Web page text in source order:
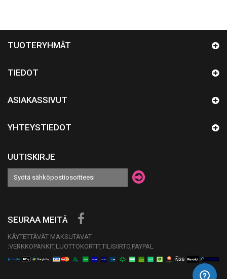
TUOTERYHMÄT
TIEDOT
ASIAKASSIVUT
YHTEYSTIEDOT
UUTISKIRJE
SEURAA MEITÄ
KÄYTETTÄVÄT MAKSUTAVAT
:VERKKOPANKIT,LUOTTOKORTIT,TILISIIRTO,PAYPAL